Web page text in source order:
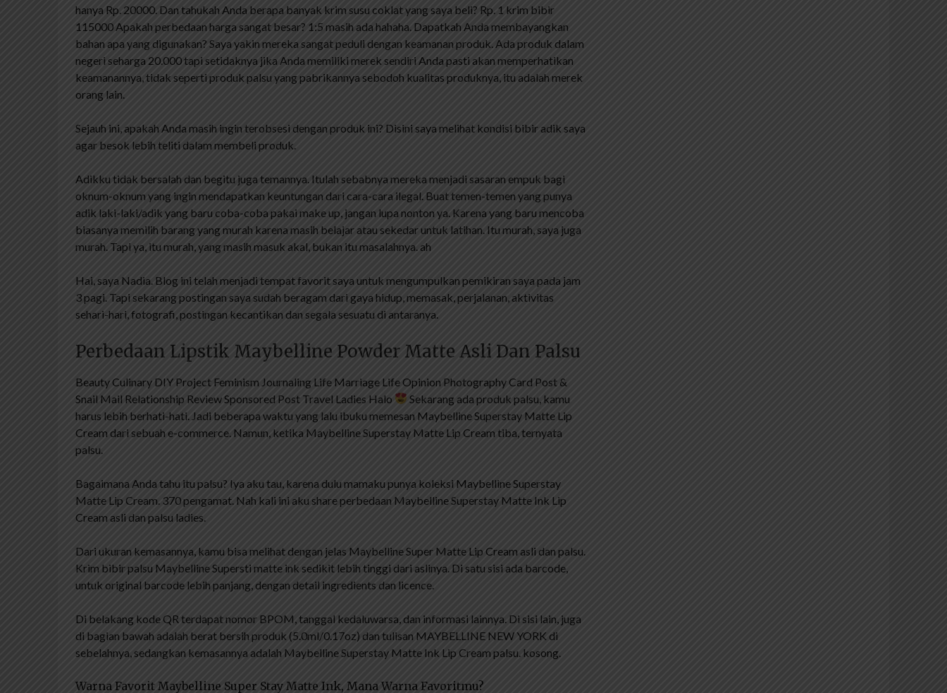
hanya Rp. 20000. Dan tahukah Anda berapa banyak krim susu coklat yang saya beli? Rp. 1 krim bibir
115000 Apakah perbedaan harga sangat besar? 1:5 masih ada hahaha. Dapatkah Anda membayangkan
bahan apa yang digunakan? Saya yakin mereka sangat peduli dengan keamanan produk. Ada produk dalam
negeri seharga 20.000 tapi setidaknya jika Anda memiliki merek sendiri Anda pasti akan memperhatikan
keamanannya, tidak seperti produk palsu yang pabrikannya sebodoh kualitas produknya, itu adalah merek
orang lain.
Sejauh ini, apakah Anda masih ingin terobsesi dengan produk ini? Disini saya melihat kondisi bibir adik saya
agar besok lebih teliti dalam membeli produk.
Adikku tidak bersalah dan begitu juga temannya. Itulah sebabnya mereka menjadi sasaran empuk bagi
oknum-oknum yang ingin mendapatkan keuntungan dari cara-cara ilegal. Buat temen-temen yang punya
adik laki-laki/adik yang baru coba-coba pakai make up, jangan lupa nonton ya. Karena yang baru mencoba
biasanya memilih barang yang murah karena masih belajar atau sekedar untuk latihan. Itu murah, saya juga
murah. Tapi ya, itu murah, yang masih masuk akal, bukan itu masalahnya. ah
Hai, saya Nadia. Blog ini telah menjadi tempat favorit saya untuk mengumpulkan pemikiran saya pada jam
3 pagi. Tapi sekarang postingan saya sudah beragam dari gaya hidup, memasak, perjalanan, aktivitas
sehari-hari, fotografi, postingan kecantikan dan segala sesuatu di antaranya.
Perbedaan Lipstik Maybelline Powder Matte Asli Dan Palsu
Beauty Culinary DIY Project Feminism Journaling Life Marriage Life Opinion Photography Card Post &
Snail Mail Relationship Review Sponsored Post Travel Ladies Halo
Sekarang ada produk palsu, kamu
harus lebih berhati-hati. Jadi beberapa waktu yang lalu ibuku memesan Maybelline Superstay Matte Lip
Cream dari sebuah e-commerce. Namun, ketika Maybelline Superstay Matte Lip Cream tiba, ternyata
palsu.
Bagaimana Anda tahu itu palsu? Iya aku tau, karena dulu mamaku punya koleksi Maybelline Superstay
Matte Lip Cream. 370 pengamat. Nah kali ini aku share perbedaan Maybelline Superstay Matte Ink Lip
Cream asli dan palsu ladies.
Dari ukuran kemasannya, kamu bisa melihat dengan jelas Maybelline Super Matte Lip Cream asli dan palsu.
Krim bibir palsu Maybelline Supersti matte ink sedikit lebih tinggi dari aslinya. Di satu sisi ada barcode,
untuk original barcode lebih panjang, dengan detail ingredients dan licence.
Di belakang kode QR terdapat nomor BPOM, tanggal kedaluwarsa, dan informasi lainnya. Di sisi lain, juga
di bagian bawah adalah berat bersih produk (5.0ml/0.17oz) dan tulisan MAYBELLINE NEW YORK di
sebelahnya, sedangkan kemasannya adalah Maybelline Superstay Matte Ink Lip Cream palsu. kosong.
Warna Favorit Maybelline Super Stay Matte Ink, Mana Warna Favoritmu?